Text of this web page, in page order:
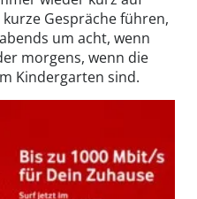
Gespräche führen,
um acht, wenn
morgens, wenn die
Kindergarten sind.